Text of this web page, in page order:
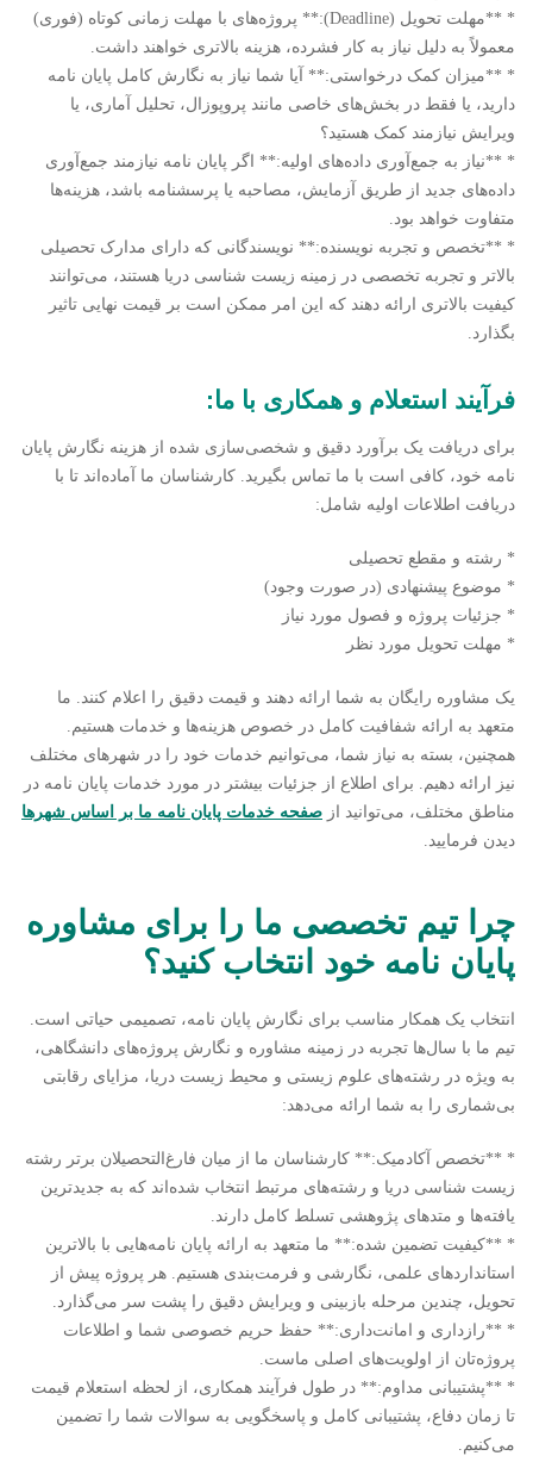
* **مهلت تحویل (Deadline):** پروژه‌های با مهلت زمانی کوتاه (فوری)
معمولاً به دلیل نیاز به کار فشرده، هزینه بالاتری خواهند داشت.
* **میزان کمک درخواستی:** آیا شما نیاز به نگارش کامل پایان نامه
دارید، یا فقط در بخش‌های خاصی مانند پروپوزال، تحلیل آماری، یا
ویرایش نیازمند کمک هستید؟
* **نیاز به جمع‌آوری داده‌های اولیه:** اگر پایان نامه نیازمند جمع‌آوری
داده‌های جدید از طریق آزمایش، مصاحبه یا پرسشنامه باشد، هزینه‌ها
متفاوت خواهد بود.
* **تخصص و تجربه نویسنده:** نویسندگانی که دارای مدارک تحصیلی
بالاتر و تجربه تخصصی در زمینه زیست شناسی دریا هستند، می‌توانند
کیفیت بالاتری ارائه دهند که این امر ممکن است بر قیمت نهایی تاثیر
بگذارد.
فرآیند استعلام و همکاری با ما:
برای دریافت یک برآورد دقیق و شخصی‌سازی شده از هزینه نگارش پایان
نامه خود، کافی است با ما تماس بگیرید. کارشناسان ما آماده‌اند تا با
دریافت اطلاعات اولیه شامل:
* رشته و مقطع تحصیلی
* موضوع پیشنهادی (در صورت وجود)
* جزئیات پروژه و فصول مورد نیاز
* مهلت تحویل مورد نظر
یک مشاوره رایگان به شما ارائه دهند و قیمت دقیق را اعلام کنند. ما
متعهد به ارائه شفافیت کامل در خصوص هزینه‌ها و خدمات هستیم.
همچنین، بسته به نیاز شما، می‌توانیم خدمات خود را در شهرهای مختلف
نیز ارائه دهیم. برای اطلاع از جزئیات بیشتر در مورد خدمات پایان نامه در
مناطق مختلف، می‌توانید از صفحه خدمات پایان نامه ما بر اساس شهرها
دیدن فرمایید.
چرا تیم تخصصی ما را برای مشاوره
پایان نامه خود انتخاب کنید؟
انتخاب یک همکار مناسب برای نگارش پایان نامه، تصمیمی حیاتی است.
تیم ما با سال‌ها تجربه در زمینه مشاوره و نگارش پروژه‌های دانشگاهی،
به ویژه در رشته‌های علوم زیستی و محیط زیست دریا، مزایای رقابتی
بی‌شماری را به شما ارائه می‌دهد:
* **تخصص آکادمیک:** کارشناسان ما از میان فارغ‌التحصیلان برتر رشته
زیست شناسی دریا و رشته‌های مرتبط انتخاب شده‌اند که به جدیدترین
یافته‌ها و متدهای پژوهشی تسلط کامل دارند.
* **کیفیت تضمین شده:** ما متعهد به ارائه پایان نامه‌هایی با بالاترین
استانداردهای علمی، نگارشی و فرمت‌بندی هستیم. هر پروژه پیش از
تحویل، چندین مرحله بازبینی و ویرایش دقیق را پشت سر می‌گذارد.
* **رازداری و امانت‌داری:** حفظ حریم خصوصی شما و اطلاعات
پروژه‌تان از اولویت‌های اصلی ماست.
* **پشتیبانی مداوم:** در طول فرآیند همکاری، از لحظه استعلام قیمت
تا زمان دفاع، پشتیبانی کامل و پاسخگویی به سوالات شما را تضمین
می‌کنیم.